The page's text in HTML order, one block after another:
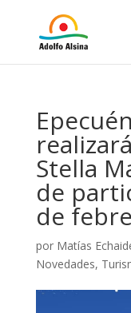
Stella
de
de
por Matías
Novedades,